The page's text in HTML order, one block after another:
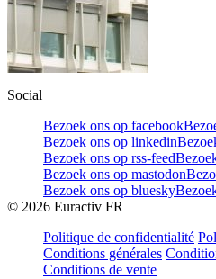
Social
Bezoek ons op facebook
Bezoek ons op linkedin
Bezoek ons op rss-feed
Bezoek ons op mastodon
Bezoek ons op bluesky
© 2026 Euractiv FR
Politique de confidentialité
Conditions générales
Conditions de vente